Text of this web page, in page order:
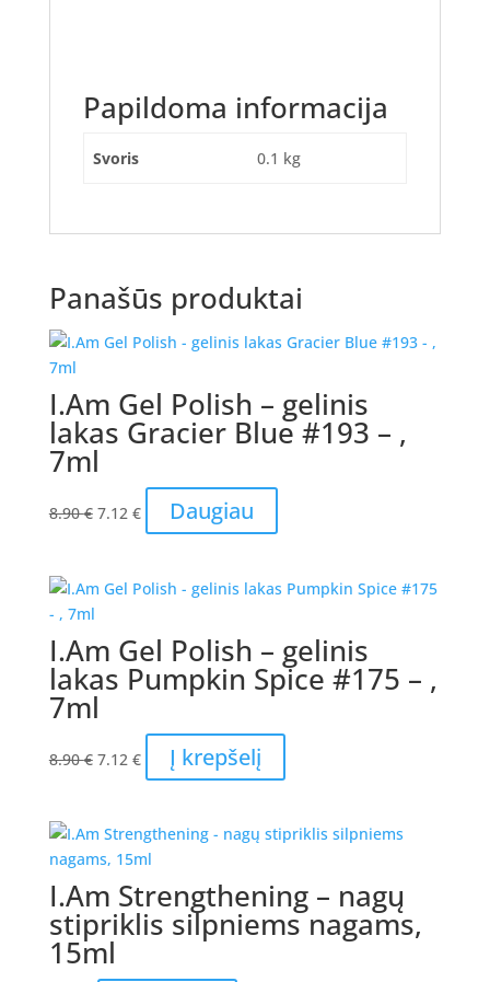
Papildoma informacija
Svoris 0.1 kg
Panašūs produktai
I.Am Gel Polish – gelinis
lakas Gracier Blue #193 – ,
7ml
8.90€ Original
8.90 €.
7.12 €Current
price
7.12 €.
Daugiau
I.Am Gel Polish – gelinis
lakas Pumpkin Spice #175 – ,
7ml
8.90€ Original
8.90 €.
7.12 €Current
price
7.12 €.
Į krepšelį
I.Am Strengthening – nagų
stipriklis silpniems nagams,
15ml